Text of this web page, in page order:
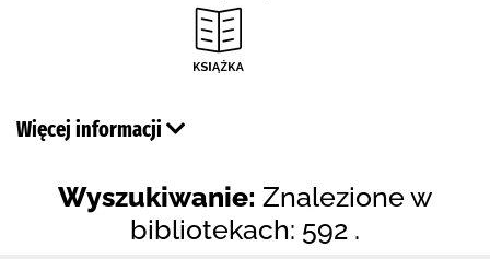
Więcej informacji
Wyszukiwanie: Znalezione w
bibliotekach: 592 .